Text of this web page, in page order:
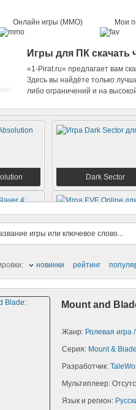
Онлайн игры (ММО) Мои
Игры для ПК скачать
«1-Pirat.ru» предлагает вам
Здесь вы найдёте только
либо ограничений и на
Dark Sector
4: Ultra EVE Online
новинки рейтинг
Mount and
Жанр: Ролевая игра
Серия: Mount & Blade
Разработчик:
Мультиплеер:
Язык и регион: